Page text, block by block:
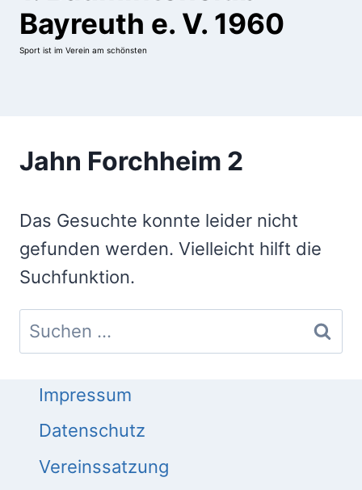
Bayreuth e. V. 1960
Sport ist im Verein am schönsten
Jahn Forchheim 2
Das Gesuchte konnte leider nicht
gefunden werden. Vielleicht hilft die
Suchfunktion.
Suchen
nach:
Impressum
Datenschutz
Vereinssatzung